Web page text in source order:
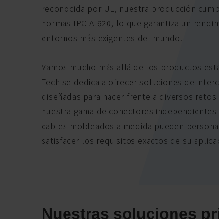
reconocida por UL, nuestra producción
normas IPC-A-620, lo que garantiza un
entornos más exigentes del mundo.
Vamos mucho más allá de los productos
Tech se dedica a ofrecer soluciones de
diseñadas para hacer frente a diversos
nuestra gama de conectores
cables moldeados a medida pueden
satisfacer los requisitos exactos de su
Nuestras soluciones